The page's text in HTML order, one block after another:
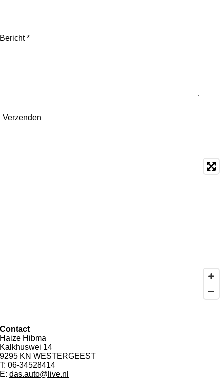
Bericht *
Verzenden
Contact
Haize Hibma
Kalkhuswei 14
9295 KN WESTERGEEST
T: 06-34528414
E: das.auto@live.nl